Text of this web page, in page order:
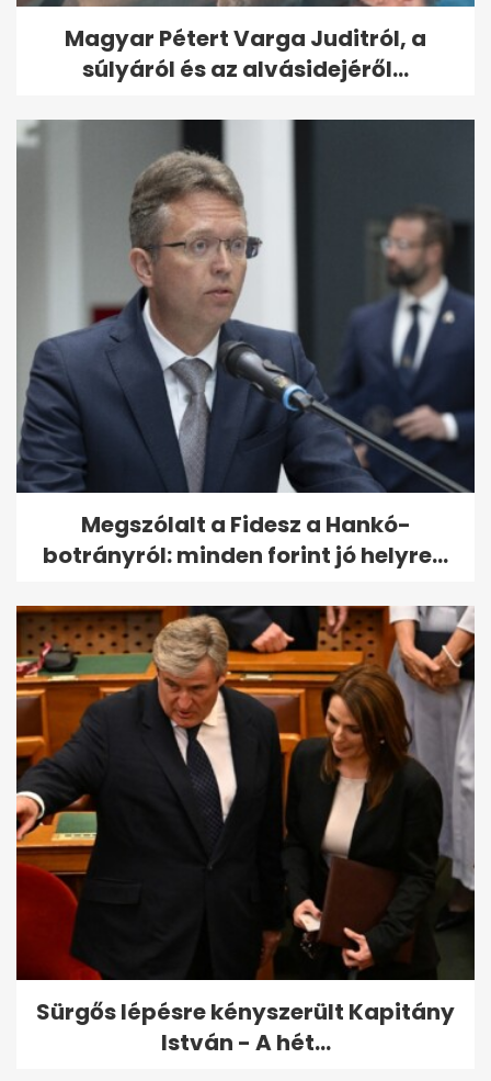
Magyar Pétert Varga Juditról, a
súlyáról és az alvásidejéről...
Megszólalt a Fidesz a Hankó-
botrányról: minden forint jó helyre...
Sürgős lépésre kényszerült Kapitány
István - A hét...